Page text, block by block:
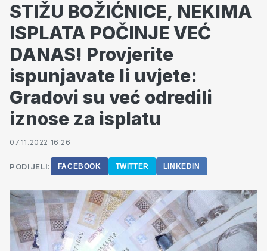
STIŽU BOŽIĆNICE, NEKIMA
ISPLATA POČINJE VEĆ
DANAS! Provjerite
ispunjavate li uvjete:
Gradovi su već odredili
iznose za isplatu
07.11.2022 16:26
PODIJELI: FACEBOOK TWITTER LINKEDIN